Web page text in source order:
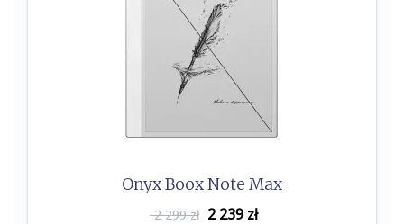
Onyx Boox Note Max
2 299 zł 2 239zł